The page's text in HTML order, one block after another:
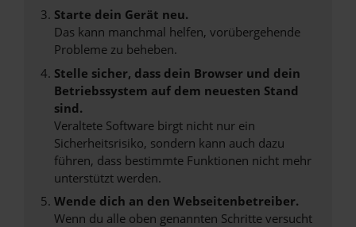
Starte dein Gerät neu.
Das kann manchmal helfen, vorübergehende
Probleme zu beheben.
Stelle sicher, dass dein Browser und dein
Betriebssystem auf dem neuesten Stand
sind.
Veraltete Software birgt nicht nur ein
Sicherheitsrisiko, sondern kann auch dazu
führen, dass bestimmte Funktionen nicht mehr
unterstützt werden.
Wende dich an den Webseitenbetreiber.
Wenn du alle oben genannten Schritte versucht